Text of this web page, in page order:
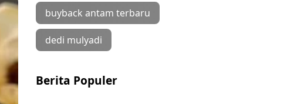
buyback antam terbaru
dedi mulyadi
Berita Populer